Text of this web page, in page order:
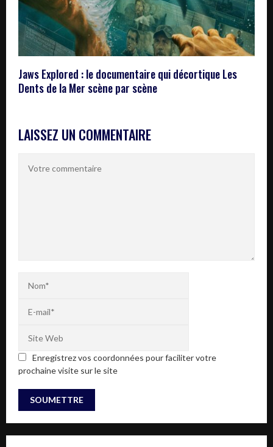
Jaws Explored : le documentaire qui décortique Les
Dents de la Mer scène par scène
LAISSEZ UN COMMENTAIRE
Enregistrez vos coordonnées pour faciliter votre
prochaine visite sur le site